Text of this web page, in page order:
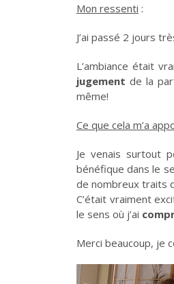
Mon ressenti :
J’ai passé 2 jours
L’ambiance était
jugementde la
même!
Ce que cela m’a
Je venais surtout
bénéfique dans le
de nombreux traits
C’était vraiment
le sens où j’ai
Merci beaucoup, je